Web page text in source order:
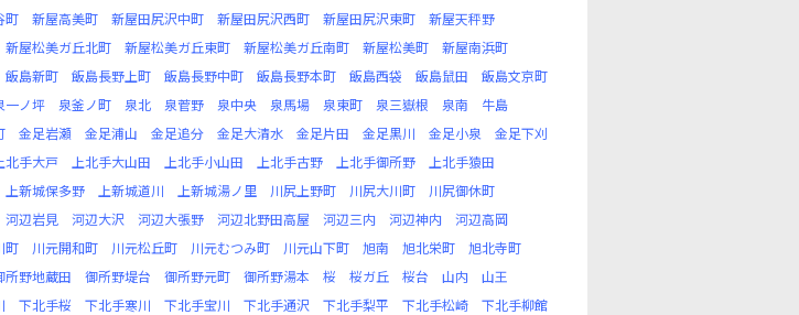
町 新屋高美町 新屋田尻沢中町 新屋田尻沢西町 新屋田尻沢東町
新屋天秤野
新屋松美ガ丘北町 新屋松美ガ丘東町 新屋松美ガ丘南町 新屋松美町
新屋南浜町
飯島新町 飯島長野上町 飯島長野中町 飯島長野本町 飯島西袋 飯島鼠田
飯島文京町
一ノ坪 泉釜ノ町 泉北 泉菅野 泉中央 泉馬場 泉東町 泉三嶽根 泉南
牛島
金足岩瀬 金足浦山 金足追分 金足大清水 金足片田 金足黒川 金足小泉
金足下刈
北手大戸 上北手大山田 上北手小山田 上北手古野 上北手御所野
上北手猿田
上新城保多野 上新城道川 上新城湯ノ里 川尻上野町 川尻大川町
川尻御休町
河辺岩見 河辺大沢 河辺大張野 河辺北野田高屋 河辺三内 河辺神内
河辺高岡
町 川元開和町 川元松丘町 川元むつみ町 川元山下町 旭南 旭北栄町
旭北寺町
所野地蔵田 御所野堤台 御所野元町 御所野湯本 桜 桜ガ丘 桜台 山内
山王
下北手桜 下北手寒川 下北手宝川 下北手通沢 下北手梨平 下北手松崎
下北手柳館